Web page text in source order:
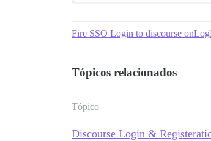
Fire SSO Login to discourse
Tópicos relacionados
Tópico
Discourse Login &